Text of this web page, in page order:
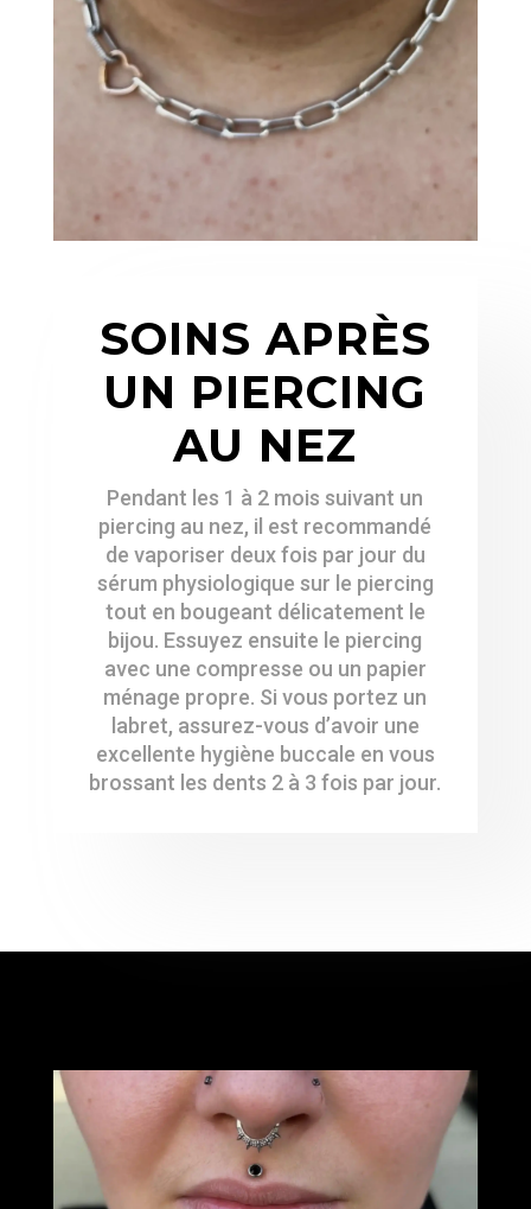
SOINS APRÈS
UN PIERCING
AU NEZ
Pendant les 1 à 2 mois suivant un
piercing au nez, il est recommandé
de vaporiser deux fois par jour du
sérum physiologique sur le piercing
tout en bougeant délicatement le
bijou. Essuyez ensuite le piercing
avec une compresse ou un papier
ménage propre. Si vous portez un
labret, assurez-vous d’avoir une
excellente hygiène buccale en vous
brossant les dents 2 à 3 fois par jour.